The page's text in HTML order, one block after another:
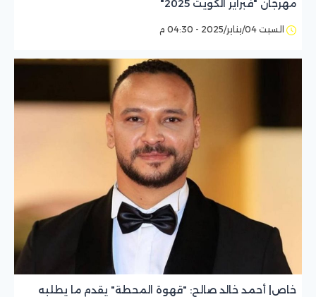
مهرجان "فبراير الكويت 2025"
السبت 04/يناير/2025 - 04:30 م
خاص| أحمد خالد صالح: "قهوة المحطة" يقدم ما يطلبه